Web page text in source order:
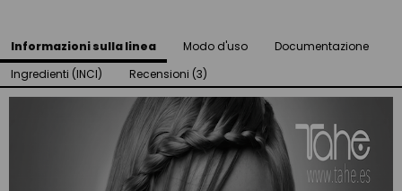
Informazioni sulla linea Modo d'uso
Documentazione
Ingredienti (INCI)
Recensioni (3)